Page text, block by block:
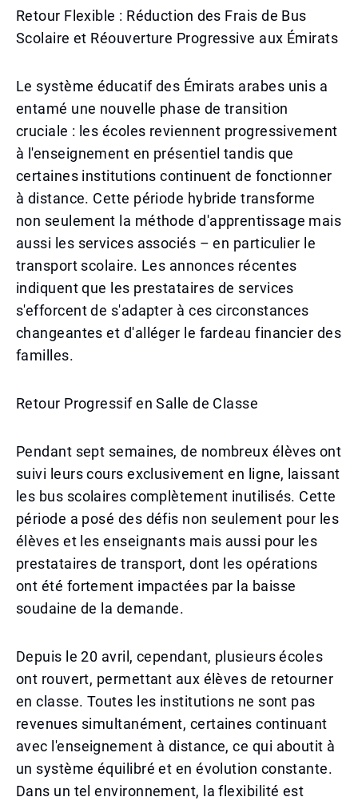
Retour Flexible : Réduction des Frais de Bus
Scolaire et Réouverture Progressive aux Émirats
Le système éducatif des Émirats arabes unis a
entamé une nouvelle phase de transition
cruciale : les écoles reviennent progressivement
à l'enseignement en présentiel tandis que
certaines institutions continuent de fonctionner
à distance. Cette période hybride transforme
non seulement la méthode d'apprentissage mais
aussi les services associés – en particulier le
transport scolaire. Les annonces récentes
indiquent que les prestataires de services
s'efforcent de s'adapter à ces circonstances
changeantes et d'alléger le fardeau financier des
familles.
Retour Progressif en Salle de Classe
Pendant sept semaines, de nombreux élèves ont
suivi leurs cours exclusivement en ligne, laissant
les bus scolaires complètement inutilisés. Cette
période a posé des défis non seulement pour les
élèves et les enseignants mais aussi pour les
prestataires de transport, dont les opérations
ont été fortement impactées par la baisse
soudaine de la demande.
Depuis le 20 avril, cependant, plusieurs écoles
ont rouvert, permettant aux élèves de retourner
en classe. Toutes les institutions ne sont pas
revenues simultanément, certaines continuant
avec l'enseignement à distance, ce qui aboutit à
un système équilibré et en évolution constante.
Dans un tel environnement, la flexibilité est